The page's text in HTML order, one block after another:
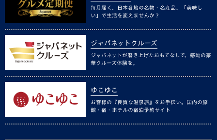
毎月届く、日本各地の名物・名産品。「美味し
い」で生活を変えませんか？
ジャパネットクルーズ
ジャパネットが磨き上げたおもてなしで、感動の豪
華クルーズ体験を。
ゆこゆこ
お客様の『良質な温泉旅』をお手伝い。国内の旅
館・宿・ホテルの宿泊予約サイト